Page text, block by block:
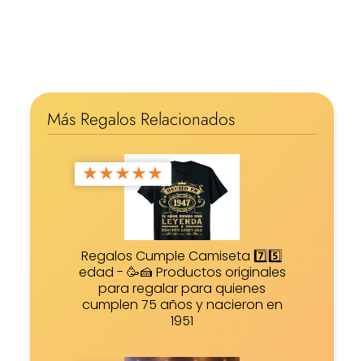
Más Regalos Relacionados
★★★★★
Regalos Cumple Camiseta 7️⃣5️⃣
edad - 🥳🍰 Productos originales
para regalar para quienes
cumplen 75 años y nacieron en
1951